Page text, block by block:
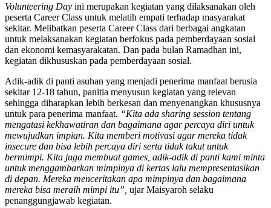
Volunteering Day ini merupakan kegiatan yang dilaksanakan oleh
peserta Career Class untuk melatih empati terhadap masyarakat
sekitar. Melibatkan peserta Career Class dari berbagai angkatan
untuk melaksanakan kegiatan berfokus pada pemberdayaan sosial
dan ekonomi kemasyarakatan. Dan pada bulan Ramadhan ini,
kegiatan dikhususkan pada pemberdayaan sosial.
Adik-adik di panti asuhan yang menjadi penerima manfaat berusia
sekitar 12-18 tahun, panitia menyusun kegiatan yang relevan
sehingga diharapkan lebih berkesan dan menyenangkan khususnya
untuk para penerima manfaat. “Kita ada sharing session tentang
mengatasi kekhawatiran dan bagaimana agar percaya diri untuk
mewujudkan impian. Kita memberi motivasi agar mereka tidak
insecure dan bisa lebih percaya diri serta tidak takut untuk
bermimpi. Kita juga membuat games, adik-adik di panti kami minta
untuk menggambarkan mimpinya di kertas lalu mempresentasikan
di depan. Mereka menceritakan apa mimpinya dan bagaimana
mereka bisa meraih mimpi itu”, ujar Maisyaroh selaku
penanggungjawab kegiatan.